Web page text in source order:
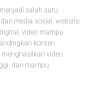
salah satu
media sosial, website
video mampu
konten
video
dan mampu